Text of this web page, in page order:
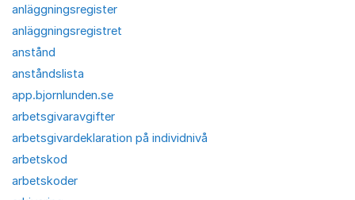
anläggningsregister
anläggningsregistret
anstånd
anståndslista
app.bjornlunden.se
arbetsgivaravgifter
arbetsgivardeklaration på individnivå
arbetskod
arbetskoder